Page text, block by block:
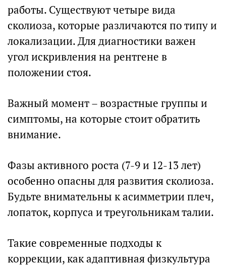
работы. Существуют четыре вида
сколиоза, которые различаются по типу и
локализации. Для диагностики важен
угол искривления на рентгене в
положении стоя.
Важный момент – возрастные группы и
симптомы, на которые стоит обратить
внимание.
Фазы активного роста (7-9 и 12-13 лет)
особенно опасны для развития сколиоза.
Будьте внимательны к асимметрии плеч,
лопаток, корпуса и треугольникам талии.
Такие современные подходы к
коррекции, как адаптивная физкультура